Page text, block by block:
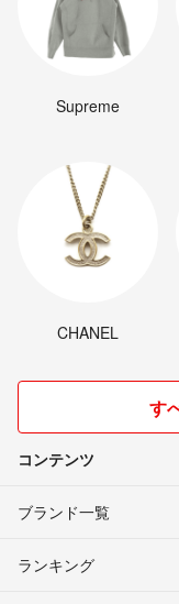
Supreme
CHANEL
す
コンテンツ
ブランド一覧
ランキング